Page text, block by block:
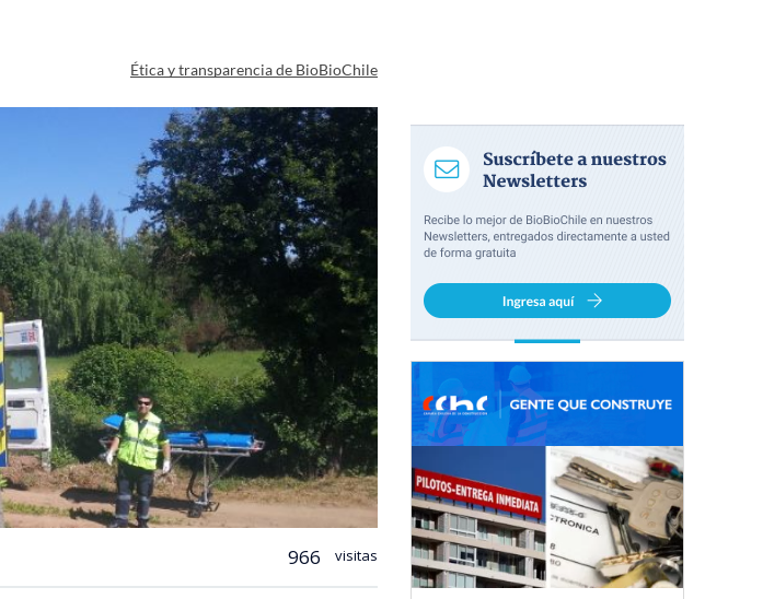
Ética y transparencia de BioBioChile
966 visitas